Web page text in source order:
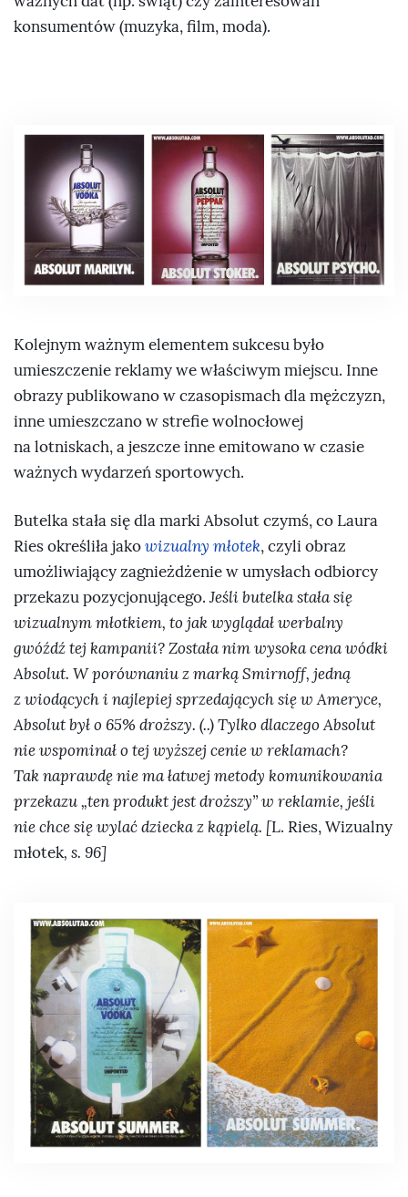
konsumentów (muzyka, film, moda).
Kolejnym ważnym elementem sukcesu było
umieszczenie reklamy we właściwym miejscu. Inne
obrazy publikowano w czasopismach dla mężczyzn,
inne umieszczano w strefie wolnocłowej
na lotniskach, a jeszcze inne emitowano w czasie
ważnych wydarzeń sportowych.
Butelka stała się dla marki Absolut czymś, co Laura
Ries określiła jakowizualny młotek, czyli obraz
umożliwiający zagnieżdżenie w umysłach odbiorcy
przekazu pozycjonującego.Jeśli butelka stała się
wizualnym młotkiem, to jak wyglądał werbalny
gwóźdź tej kampanii? Została nim wysoka cena wódki
Absolut. W porównaniu z marką Smirnoff, jedną
z wiodących i najlepiej sprzedających się w Ameryce,
Absolut był o 65% droższy. (..) Tylko dlaczego Absolut
nie wspominał o tej wyższej cenie w reklamach?
Tak naprawdę nie ma łatwej metody komunikowania
przekazu „ten produkt jest droższy” w reklamie, jeśli
nie chce się wylać dziecka z kąpielą. [L. Ries, Wizualny
młotek, s. 96]